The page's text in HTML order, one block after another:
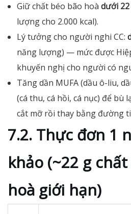
Giữ chất béo bão hoà dưới
lượng cho 2.000 kcal).
Lý tưởng cho người nghi CC:
năng lượng) — mức được
khuyến nghị cho người có
Tăng dần MUFA (dầu ô-liu,
(cá thu, cá hồi, cá nục) để
cắt mỡ rồi thay bằng đường
7.2. Thực đơn 1
khảo (~22 g
hoà giới hạn)